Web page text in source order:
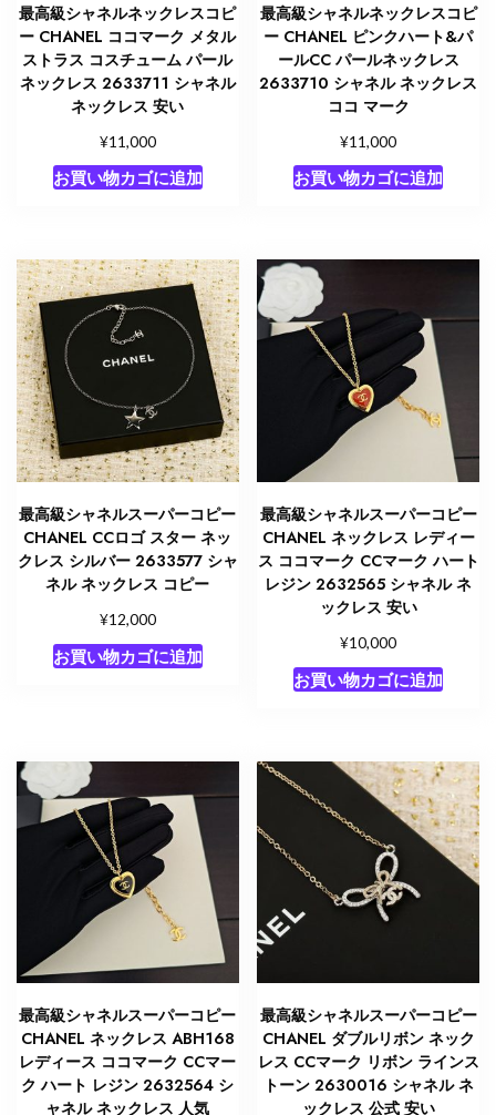
最高級シャネルネックレスコピ
ー CHANEL ココマーク メタル
ストラス コスチューム パール
ネックレス 2633711 シャネル
ネックレス 安い
¥11,000
お買い物カゴに追加
最高級シャネルネックレスコピ
ー CHANEL ピンクハート&パ
ールCC パールネックレス
2633710 シャネル ネックレス
ココ マーク
¥11,000
お買い物カゴに追加
最高級シャネルスーパーコピー
CHANEL CCロゴ スター ネッ
クレス シルバー 2633577 シャ
ネル ネックレス コピー
¥12,000
お買い物カゴに追加
最高級シャネルスーパーコピー
CHANEL ネックレス レディー
ス ココマーク CCマーク ハート
レジン 2632565 シャネル ネ
ックレス 安い
¥10,000
お買い物カゴに追加
最高級シャネルスーパーコピー
CHANEL ネックレス ABH168
レディース ココマーク CCマー
ク ハート レジン 2632564 シ
ャネル ネックレス 人気
最高級シャネルスーパーコピー
CHANEL ダブルリボン ネック
レス CCマーク リボン ラインス
トーン 2630016 シャネル ネ
ックレス 公式 安い